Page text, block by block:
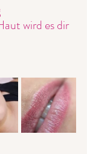
wird es dir